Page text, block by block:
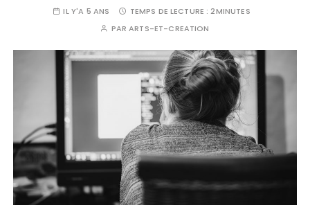
IL Y'A 5 ANS TEMPS DE LECTURE :2MINUTES
PARARTS-ET-CREATION